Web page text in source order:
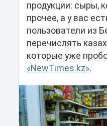
продукции: сыры,
прочее, а у вас
пользователи из
перечислять
которые уже
«NewTimes.kz».